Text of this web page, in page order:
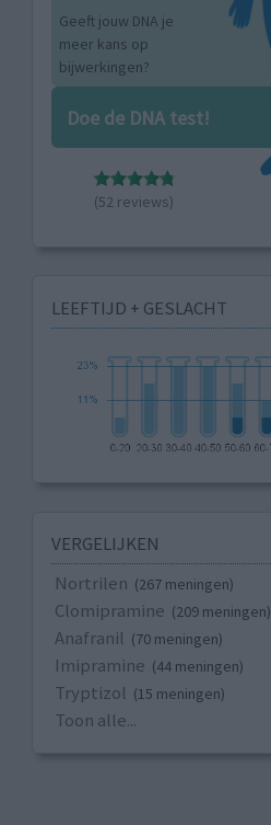
Geeft jouw DNA je
meer kans op
bijwerkingen?
Doe de DNA test!
(52 reviews)
LEEFTIJD + GESLACHT
VERGELIJKEN
Nortrilen (267 meningen)
Clomipramine (209 meningen)
Anafranil (70 meningen)
Imipramine (44 meningen)
Tryptizol (15 meningen)
Toon alle...